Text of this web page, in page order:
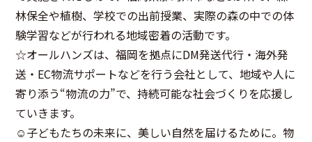
林保全や植樹、学校での出前授業、実際の森の中での体
験学習などが行われる地域密着の活動です。
☆オールハンズは、福岡を拠点にDM発送代行・海外発
送・EC物流サポートなどを行う会社として、地域や人に
寄り添う“物流の力”で、持続可能な社会づくりを応援し
ていきます。
☺子どもたちの未来に、美しい自然を届けるために。物